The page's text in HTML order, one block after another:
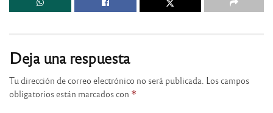
Deja una respuesta
Tu dirección de correo electrónico no será publicada. Los campos
obligatorios están marcados con *